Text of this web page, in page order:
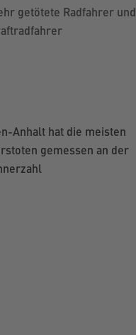
getötete Radfahrer und
Anhalt hat die meisten
gemessen an der